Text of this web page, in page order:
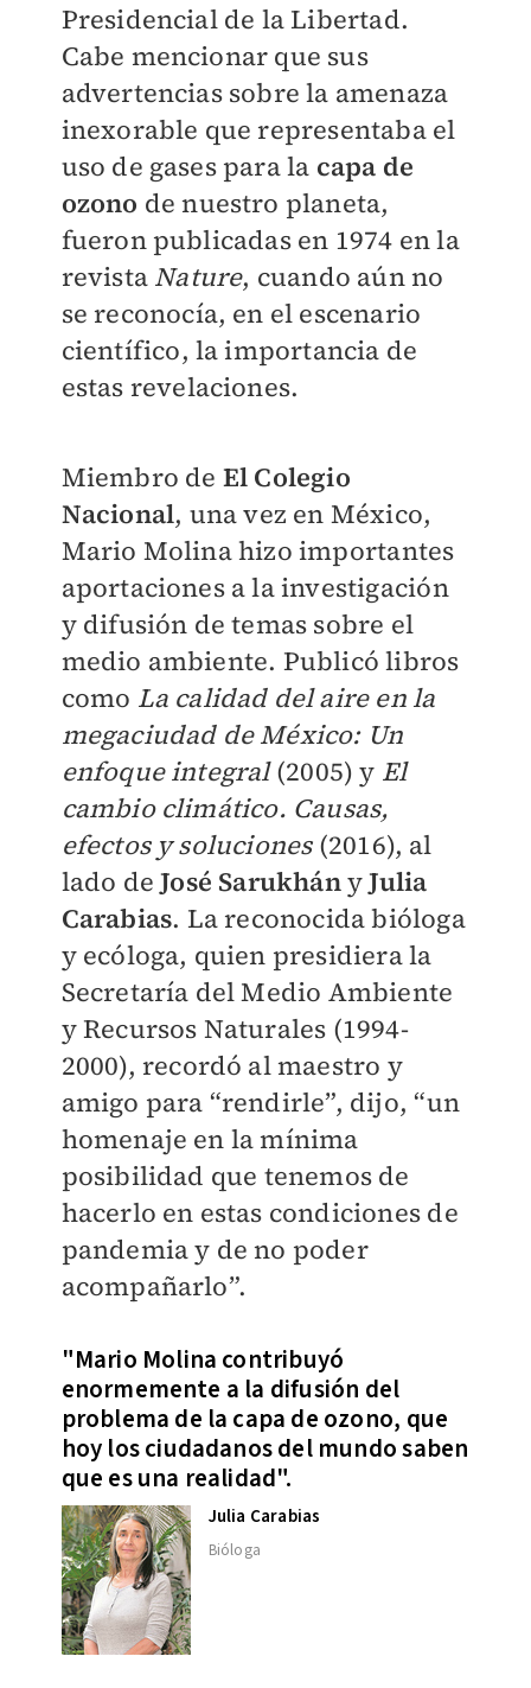
Presidencial de la Libertad.
Cabe mencionar que sus
advertencias sobre la amenaza
inexorable que representaba el
uso de gases para la capa de
ozono de nuestro planeta,
fueron publicadas en 1974 en la
revista Nature, cuando aún no
se reconocía, en el escenario
científico, la importancia de
estas revelaciones.
Miembro de El Colegio
Nacional, una vez en México,
Mario Molina hizo importantes
aportaciones a la investigación
y difusión de temas sobre el
medio ambiente. Publicó libros
como La calidad del aire en la
megaciudad de México: Un
enfoque integral(2005) y El
cambio climático. Causas,
efectos y soluciones(2016), al
lado deJosé SarukhányJulia
Carabias. La reconocida bióloga
y ecóloga, quien presidiera la
Secretaría del Medio Ambiente
y Recursos Naturales (1994-
2000), recordó al maestro y
amigo para “rendirle”, dijo, “un
homenaje en la mínima
posibilidad que tenemos de
hacerlo en estas condiciones de
pandemia y de no poder
acompañarlo”.
"Mario Molina contribuyó
enormemente a la difusión del
problema de la capa de ozono, que
hoy los ciudadanos del mundo saben
que es una realidad".
Julia Carabias
Bióloga